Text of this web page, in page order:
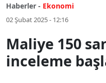
Haberler - Ekonomi
02 Şubat 2025 - 12:16
Maliye 150
inceleme